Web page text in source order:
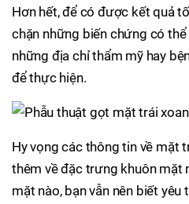
Hơn hết, để có được kết quả
chặn những biến chứng có thể
những địa chỉ thẩm mỹ hay
để thực hiện.
Hy vọng các thông tin về mặt
thêm về đặc trưng khuôn mặt
mặt nào, bạn vẫn nên biết yêu